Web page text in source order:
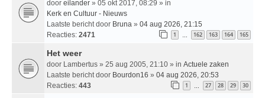
door eilander » 05 okt 2017, 08:29 » in
Kerk en Cultuur - Nieuws
Laatste bericht door Bruna » 04 aug 2026, 21:15
Reacties: 2471 1 … 162 163 164 165
Het weer
door Lambertus » 25 aug 2005, 21:10 » in Actuele zaken
Laatste bericht door Bourdon16 » 04 aug 2026, 20:53
Reacties: 443 1 … 27 28 29 30